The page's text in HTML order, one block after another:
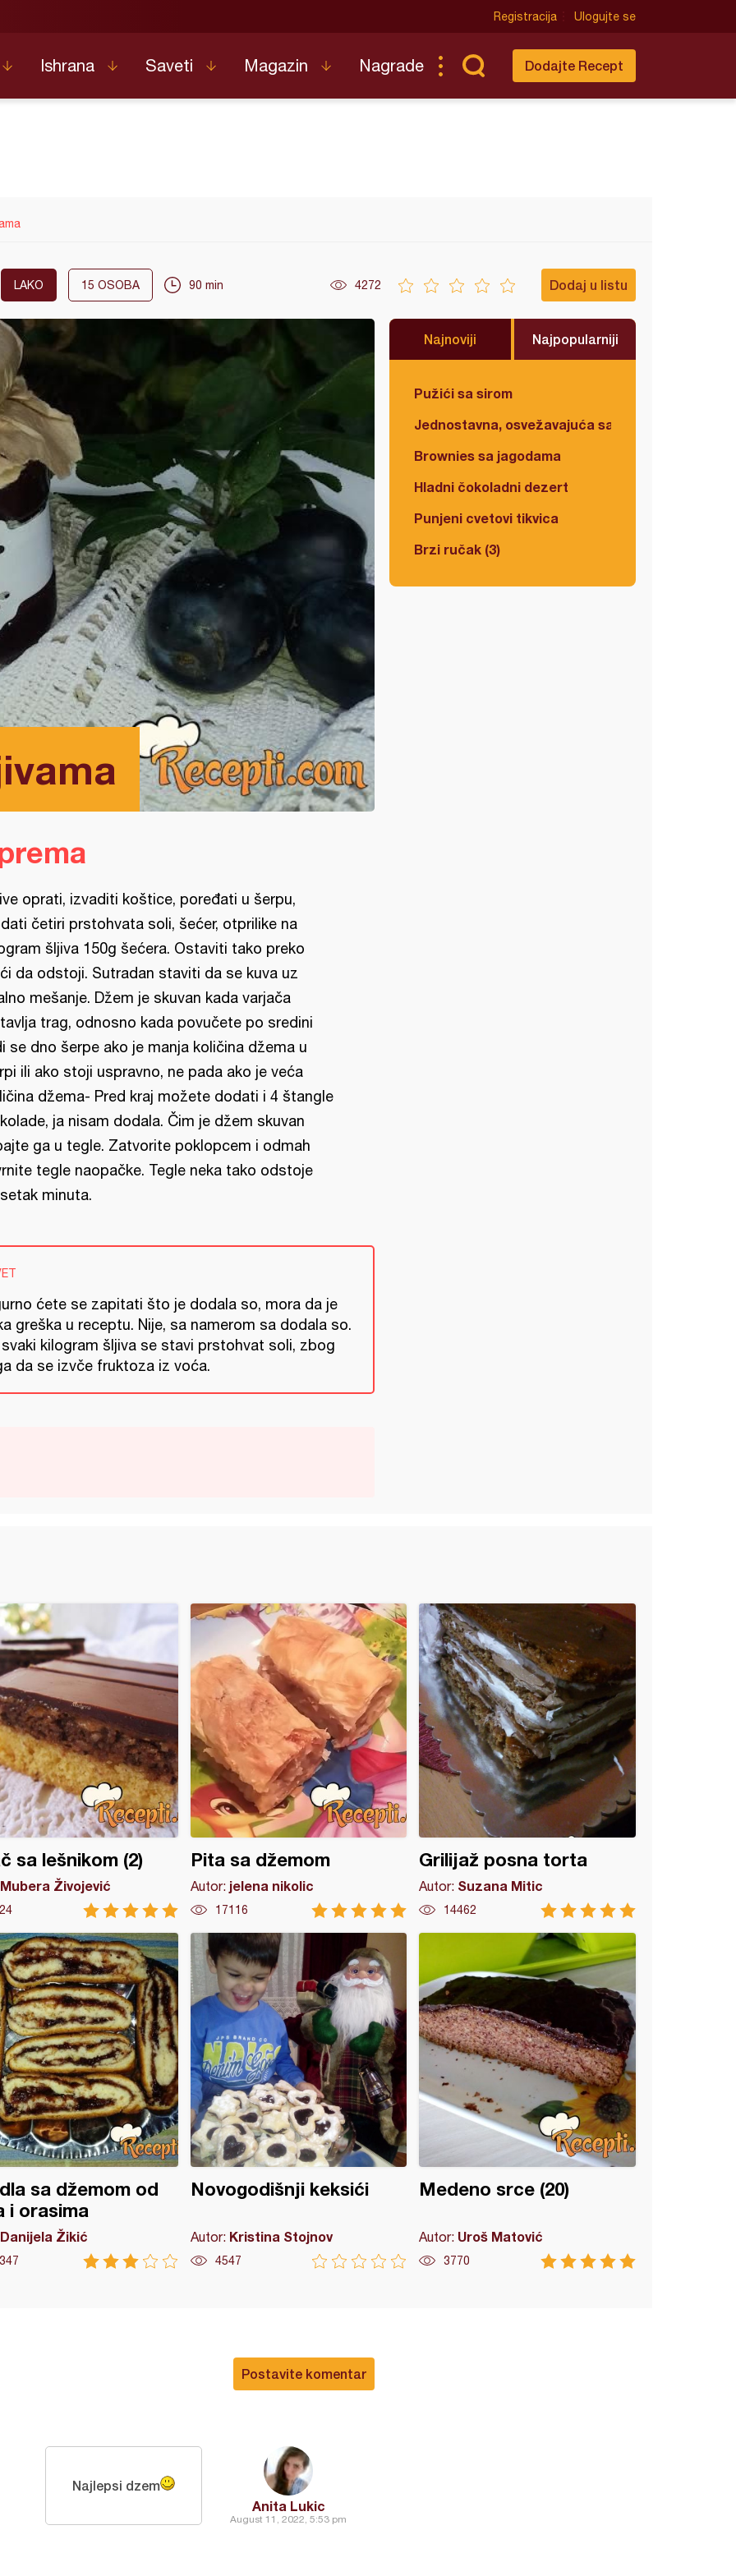
Registracija Ulogujte se
Ishrana Saveti Magazin Nagrade Dodajte Recept
LAKO 15 OSOBA 90 min 4272 Dodaj u listu
Najnoviji Najpopularniji
Pužići sa sirom
Jednostavna, osvežavajuća salata
Brownies sa jagodama
Hladni čokoladni dezert
Punjeni cvetovi tikvica
Brzi ručak (3)
oprati, izvaditi koštice, poređati u šerpu,
četiri prstohvata soli, šećer, otprilike na
šljiva 150g šećera. Ostaviti tako preko
da odstoji. Sutradan staviti da se kuva uz
mešanje. Džem je skuvan kada varjača
trag, odnosno kada povučete po sredini
se dno šerpe ako je manja količina džema u
ili ako stoji uspravno, ne pada ako je veća
džema- Pred kraj možete dodati i 4 štangle
ja nisam dodala. Čim je džem skuvan
ga u tegle. Zatvorite poklopcem i odmah
tegle naopačke. Tegle neka tako odstoje
minuta.
ćete se zapitati što je dodala so, mora da je
greška u receptu. Nije, sa namerom sa dodala so.
svaki kilogram šljiva se stavi prstohvat soli, zbog
da se izvče fruktoza iz voća.
sa lešnikom (2)
Mubera Živojević
Pita sa džemom
Autor: jelena nikolic
17116
Grilijaž posna torta
Autor: Suzana Mitic
14462
sa džemom od
i orasima
Danijela Žikić
Novogodišnji keksići
Autor: Kristina Stojnov
4547
Medeno srce (20)
Autor: Uroš Matović
3770
Postavite komentar
Anita Lukic
August 11, 2022, 5:53 pm
Najlepsi dzem